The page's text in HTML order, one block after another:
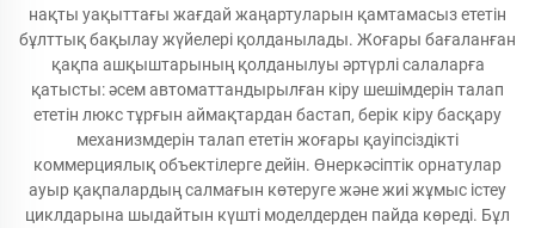
нақты уақыттағы жағдай жаңартуларын қамтамасыз ететін
бұлттық бақылау жүйелері қолданылады. Жоғары бағаланған
қақпа ашқыштарының қолданылуы әртүрлі салаларға
қатысты: әсем автоматтандырылған кіру шешімдерін талап
ететін люкс тұрғын аймақтардан бастап, берік кіру басқару
механизмдерін талап ететін жоғары қауіпсіздікті
коммерциялық объектілерге дейін. Өнеркәсіптік орнатулар
ауыр қақпалардың салмағын көтеруге және жиі жұмыс істеу
циклдарына шыдайтын күшті моделдерден пайда көреді. Бұл